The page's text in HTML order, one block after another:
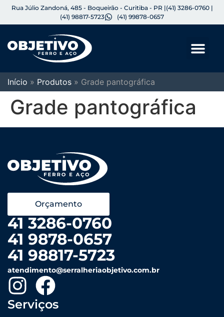
Rua Júlio Zandoná, 485 - Boqueirão - Curitiba - PR |(41) 3286-0760 |
(41) 98817-5723
(41) 99878-0657
Início » Produtos » Grade pantográfica
Grade pantográfica
Orçamento
41 3286-0760
41 9878-0657
41 98817-5723
atendimento@serralheriaobjetivo.com.br
Serviços